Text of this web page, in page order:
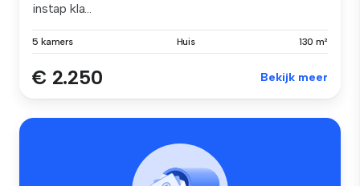
instap kla...
5 kamers Huis 130 m²
€ 2.250 Bekijk meer